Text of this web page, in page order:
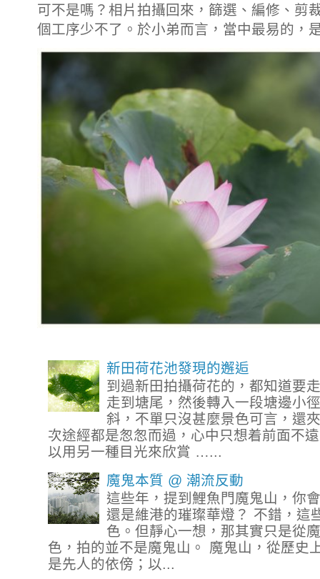
可不是嗎？相片拍攝回來，篩選、編修、剪
個工序少不了。於小弟而言，當中最易的，
新田荷花池發現的邂逅
到過新田拍攝荷花的，都知道要
走到塘尾，然後轉入一段塘邊小
斜，不單只沒甚麼景色可言，還
次途經都是怱怱而過，心中只想着前面不
以用另一種目光來欣賞 …...
魔鬼本質 @ 潮流反動
這些年，提到鯉魚門魔鬼山，你
還是維港的璀璨華燈？ 不錯，這
色。但靜心一想，那其實只是從
色，拍的並不是魔鬼山。 魔鬼山，從歷史
是先人的依傍；以...